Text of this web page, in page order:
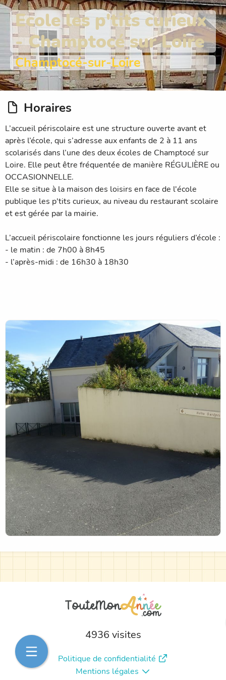
Ecole les p'tits curieux
- Champtocé sur Loire
Champtocé-sur-Loire
Horaires
L’accueil périscolaire est une structure ouverte avant et
après l’école, qui s’adresse aux enfants de 2 à 11 ans
scolarisés dans l’une des deux écoles de Champtocé sur
Loire. Elle peut être fréquentée de manière RÉGULIÈRE ou
OCCASIONNELLE.
Elle se situe à la maison des loisirs en face de l'école
publique les p'tits curieux, au niveau du restaurant scolaire
et est gérée par la mairie.
L’accueil périscolaire fonctionne les jours réguliers d’école :
- le matin : de 7h00 à 8h45
- l’après-midi : de 16h30 à 18h30
4936 visites
Politique de confidentialité
Mentions légales